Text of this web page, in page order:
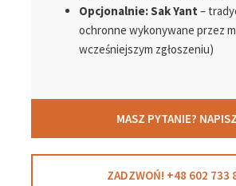
Opcjonalnie: Sak Yant –
ochronne wykonywane przez
wcześniejszym zgłoszeniu)
MASZ PYTANIE?
ZADZWOŃ! +48 602 733